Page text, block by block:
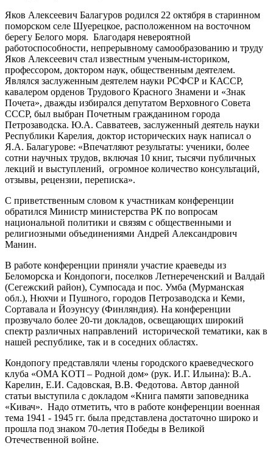
Яков Алексеевич Балагуров родился 22 октября в старинном
поморском селе Шуерецкое, расположенном на восточном
берегу Белого моря. Благодаря невероятной
работоспособности, непрерывному самообразованию и труду
Яков Алексеевич стал известным ученым-историком,
профессором, доктором наук, общественным деятелем.
Являлся заслуженным деятелем науки РСФСР и КАССР,
кавалером орденов Трудового Красного Знамени и «Знак
Почета», дважды избирался депутатом Верховного Совета
СССР, был выбран Почетным гражданином города
Петрозаводска. Ю.А. Савватеев, заслуженный деятель науки
Республики Карелия, доктор исторических наук написал о
Я.А. Балагурове: «Впечатляют результаты: ученики, более
сотни научных трудов, включая 10 книг, тысячи публичных
лекций и выступлений, огромное количество консультаций,
отзывы, рецензии, переписка».
С приветственным словом к участникам конференции
обратился Министр министерства РК по вопросам
национальной политики и связям с общественными и
религиозными объединениями Андрей Александрович
Манин.
В работе конференции приняли участие краеведы из
Беломорска и Кондопоги, поселков Летнереченский и Валдай
(Сегежский район), Сумпосада и пос. Умба (Мурманская
обл.), Нюхчи и Пушного, городов Петрозаводска и Кеми,
Сортавала и Йоэунсуу (Финляндия). На конференции
прозвучало более 20-ти докладов, освещающих широкий
спектр различных направлений исторической тематики, как в
нашей республике, так и в соседних областях.
Кондопогу представляли члены городского краеведческого
клуба «OMA KOTI – Родной дом» (рук. И.Г. Ильина): В.А.
Карелин, Е.И. Садовская, В.В. Федотова. Автор данной
статьи выступила с докладом «Книга памяти заповедника
«Кивач». Надо отметить, что в работе конференции военная
тема 1941 - 1945 гг. была представлена достаточно широко и
прошла под знаком 70-летия Победы в Великой
Отечественной войне.